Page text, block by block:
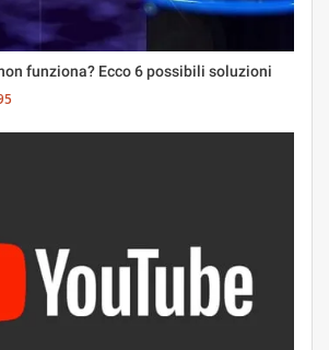
funziona? Ecco 6 possibili soluzioni